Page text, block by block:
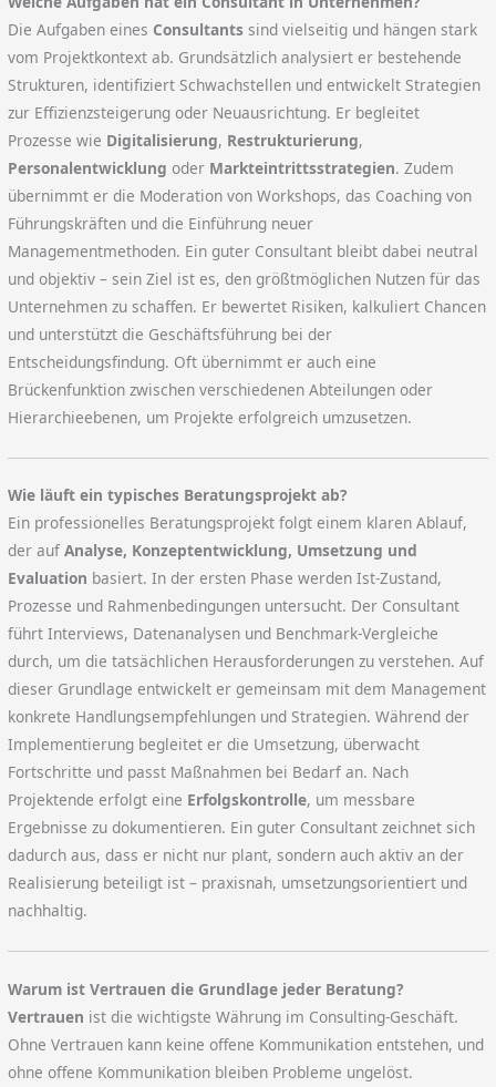
Die Aufgaben eines Consultants sind vielseitig und hängen stark
vom Projektkontext ab. Grundsätzlich analysiert er bestehende
Strukturen, identifiziert Schwachstellen und entwickelt Strategien
zur Effizienzsteigerung oder Neuausrichtung. Er begleitet
Prozesse wie Digitalisierung, Restrukturierung,
Personalentwicklung oder Markteintrittsstrategien. Zudem
übernimmt er die Moderation von Workshops, das Coaching von
Führungskräften und die Einführung neuer
Managementmethoden. Ein guter Consultant bleibt dabei neutral
und objektiv – sein Ziel ist es, den größtmöglichen Nutzen für das
Unternehmen zu schaffen. Er bewertet Risiken, kalkuliert Chancen
und unterstützt die Geschäftsführung bei der
Entscheidungsfindung. Oft übernimmt er auch eine
Brückenfunktion zwischen verschiedenen Abteilungen oder
Hierarchieebenen, um Projekte erfolgreich umzusetzen.
Wie läuft ein typisches Beratungsprojekt ab?
Ein professionelles Beratungsprojekt folgt einem klaren Ablauf,
der aufAnalyse, Konzeptentwicklung, Umsetzung und
Evaluation basiert. In der ersten Phase werden Ist-Zustand,
Prozesse und Rahmenbedingungen untersucht. Der Consultant
führt Interviews, Datenanalysen und Benchmark-Vergleiche
durch, um die tatsächlichen Herausforderungen zu verstehen. Auf
dieser Grundlage entwickelt er gemeinsam mit dem Management
konkrete Handlungsempfehlungen und Strategien. Während der
Implementierung begleitet er die Umsetzung, überwacht
Fortschritte und passt Maßnahmen bei Bedarf an. Nach
Projektende erfolgt eine Erfolgskontrolle, um messbare
Ergebnisse zu dokumentieren. Ein guter Consultant zeichnet sich
dadurch aus, dass er nicht nur plant, sondern auch aktiv an der
Realisierung beteiligt ist – praxisnah, umsetzungsorientiert und
nachhaltig.
Warum ist Vertrauen die Grundlage jeder Beratung?
Vertrauen ist die wichtigste Währung im Consulting-Geschäft.
Ohne Vertrauen kann keine offene Kommunikation entstehen, und
ohne offene Kommunikation bleiben Probleme ungelöst.